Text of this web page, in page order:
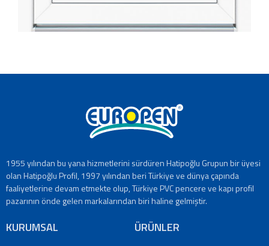
1955 yılından bu yana hizmetlerini sürdüren Hatipoğlu Grupun bir üyesi
olan Hatipoğlu Profil, 1997 yılından beri Türkiye ve dünya çapında
faaliyetlerine devam etmekte olup, Türkiye PVC pencere ve kapı profil
pazarının önde gelen markalarından biri haline gelmiştir.
KURUMSAL ÜRÜNLER